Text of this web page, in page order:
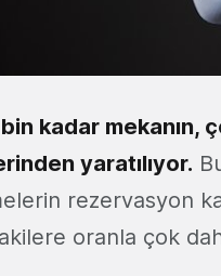
kadar mekanın,
yaratılıyor.
rezervasyon
oranla çok